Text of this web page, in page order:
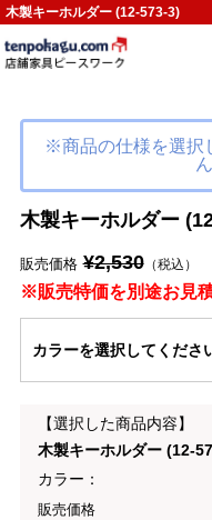
木製キーホルダー (12-573-3)
※商品の仕様を選択
木製キーホルダー
販売価格 ¥2,530（税込）
※販売特価を別途お見
カラーを選択してくださ
【選択した商品内容】
木製キーホルダー (12-
カラー：
販売価格